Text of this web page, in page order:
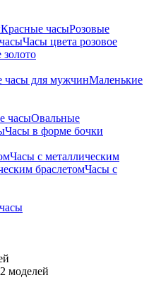
Красные часыРозовые
Часы цвета розовое
часы для мужчинМаленькие
часыОвальные
Часы в форме бочки
Часы с металлическим
браслетомЧасы с
моделей